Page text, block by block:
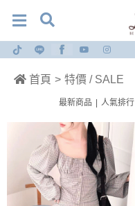
首頁 > 特價 / SALE
最新商品 人氣排行